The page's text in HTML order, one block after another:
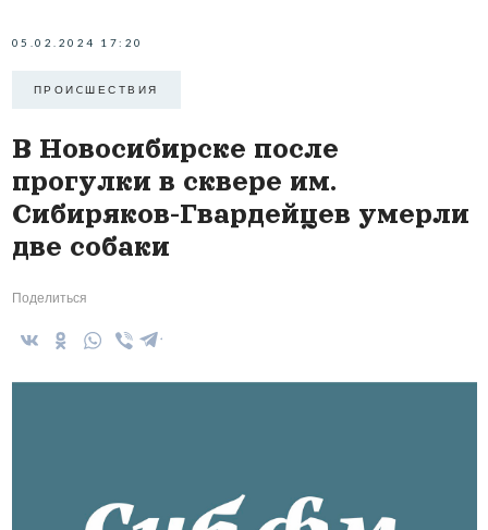
05.02.2024 17:20
ПРОИCШЕСТВИЯ
В Новосибирске после
прогулки в сквере им.
Сибиряков-Гвардейцев умерли
две собаки
Поделиться